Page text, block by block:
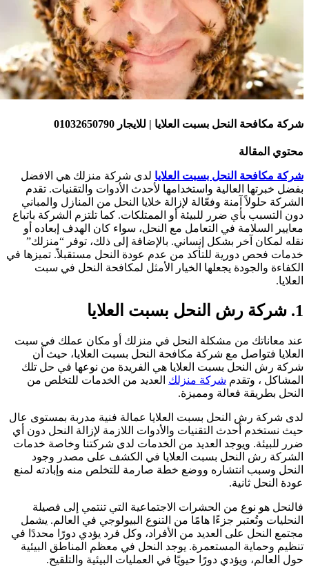
مكافحة النحل بسبت العلايا | للايجار 01032650790
المقالة
مكافحة النحل بسبت العلايالدى شركة منزلك هي الافضل
خبرتها العالية واستخدامها لأحدث الأدوات والتقنيات. تقدم
حلولاً آمنة وفعّالة لإزالة خلايا النحل من المنازل والمباني
التسبب بأي ضرر للبيئة أو الممتلكات. كما تلتزم الشركة باتباع
السلامة في التعامل مع النحل، سواء كان الهدف إبعاده أو
لمكان آخر بشكل إنساني. بالإضافة إلى ذلك، توفر “منزلك”
فحص دورية للتأكد من عدم عودة النحل مستقبلاً. تميزها في
والجودة يجعلها الخيار الأمثل لمكافحة النحل في سبت
معاناتك من مشكلة النحل في منزلك أو مكان عملك في سبت
فتواصل مع شركة مكافحة النحل بسبت العلايا، حيث أن
رش النحل بسبت العلايا هي الفريدة من نوعها في حل تلك
، وتقدمشركة منزلكالعديد من الخدمات للتخلص من
بطريقة فعالة ومميزة.
شركة رش النحل بسبت العلايا عمالة فنية مدربة بمستوى عال
نستخدم أحدث التقنيات والأدوات اللازمة لإزالة النحل دون أي
للبيئة. ويوجد العديد من الخدمات لدى شركتنا وخاصة خدمات
رش النحل بسبت العلايا في الكشف على مصدر وجود
وسبب انتشاره ووضع خطة صارمة للتخلص منه وإبادته لمنع
النحل ثانية.
هو نوع من الحشرات الاجتماعية التي تنتمي إلى فصيلة
وتُعتبر جزءًا هامًا من التنوع البيولوجي في العالم. يشمل
النحل على العديد من الأفراد، وكل فرد يؤدي دورًا محددًا في
وحماية المستعمرة. يوجد النحل في معظم المناطق البيئية
العالم، ويؤدي دورًا حيويًا في العمليات البيئية والتلقيح.